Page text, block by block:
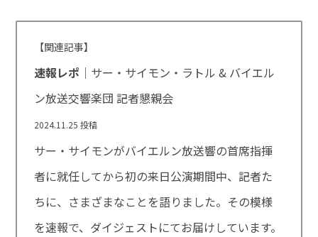
【関連記事】
速報レポ ｜サー・サイモン・ラトル & バイエル
ン放送交響楽団 記者懇親会
2024.11.25 投稿
サー・サイモンがバイエルン放送響の首席指揮
者に就任してから初の来日公演期間中、記者た
ちに、さまざまなことを語りました。その模様
を速報で、ダイジェストにてお届けしています。